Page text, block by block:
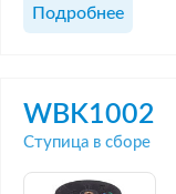
Подробнее
WBK1002
Ступица в сборе